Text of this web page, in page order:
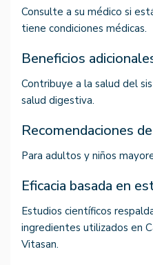
Consulte a su médico si
tiene condiciones médicas.
Beneficios
Contribuye a la salud del
salud digestiva.
Recomendaciones
Para adultos y niños
Eficacia basada en
Estudios científicos
ingredientes utilizados en
Vitasan.